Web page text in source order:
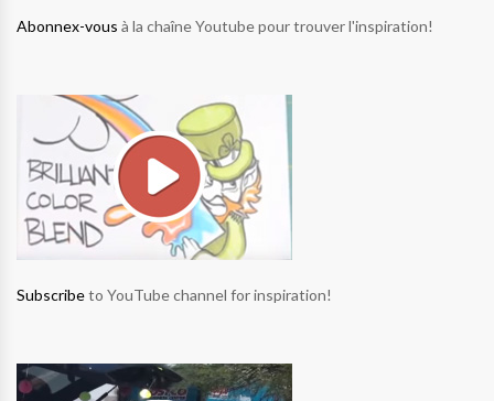
Abonnex-vous à la chaîne Youtube pour trouver l'inspiration!
Subscribeto YouTube channel for inspiration!